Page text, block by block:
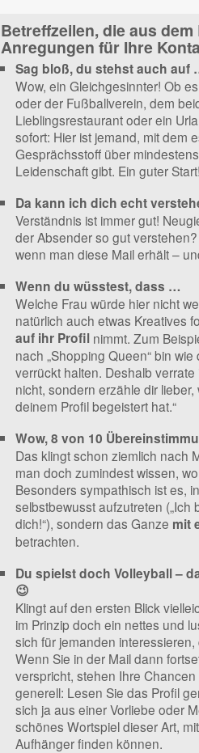
Betreffzeilen, die aus
Anregungen für Ihre
Sag bloß, du stehst auch auf
Wow, ein Gleichgesinnter! Ob
oder der Fußballverein, dem
Lieblingsrestaurant oder ein
sofort: Hier ist jemand, mit dem
Gesprächsstoff über
Leidenschaft gibt. Ein guter
Da kann ich dich echt
Verständnis ist immer gut!
der Absender so gut
wenn man diese Mail erhält –
Wenn du wüsstest, dass …
Welche Frau würde hier nicht
natürlich auch etwas Kreatives
auf ihr Profilnimmt. Zum
nach „Shopping Queen“ bin
verrückt halten. Deshalb
nicht, sondern erzähle dir
deinem Profil begeistert hat.“
Wow, 8 von 10
Das klingt schon ziemlich nach
man doch zumindest wissen,
Besonders sympathisch ist es,
selbstbewusst aufzutreten („Ich
dich!“), sondern das Ganze mit
betrachten.
Du spielst doch Volleyball –
😉
Klingt auf den ersten Blick
im Prinzip doch ein nettes und
sich für jemanden
Wenn Sie in der Mail dann
verspricht, stehen Ihre
generell: Lesen Sie das Profil
sich ja aus einer Vorliebe oder
schönes Wortspiel dieser Art,
Aufhänger finden können.